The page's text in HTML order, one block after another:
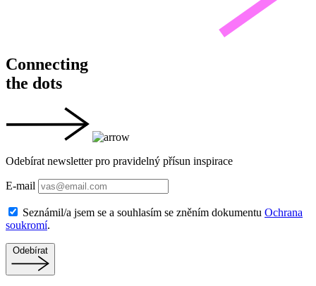
Connecting
the dots
Odebírat newsletter pro pravidelný přísun inspirace
E-mail
Seznámil/a jsem se a souhlasím se zněním dokumentu Ochrana
soukromí.
Odebírat